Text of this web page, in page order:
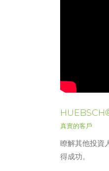
真實的客戶
瞭解其他投資
得成功。